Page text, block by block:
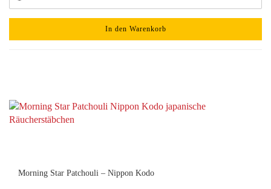
In den Warenkorb
Morning Star Patchouli – Nippon Kodo